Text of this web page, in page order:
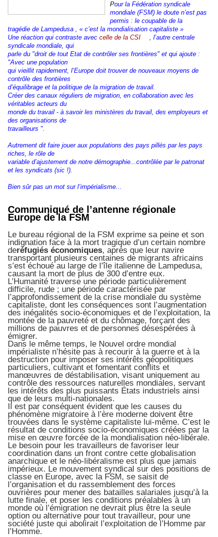
Pour la Fédération syndicale
mondiale (FSM) le doute n’est pas
permis : le coupable de la
tragédie de Lampedusa , « c’est la mondialisation capitaliste »
Une réaction qui contraste avec celle de la CSI
, l’autre centrale
syndicale mondiale, qui
parle du "droit de tout Etat de contrôler ses frontières" et qui ajoute :
"Avec une population
qui vieillit rapidement, l’Europe doit trouver de nouveaux moyens de
contrôle des frontières
d’équilibrage et la politique de la migration de travail.
Créer des canaux réguliers de migration, en collaboration avec les
véritables acteurs du
monde du travail - à savoir les ministères du travail, des employeurs et
des organisations de
travailleurs ".
Autrement dit faire jouer aux populations des pays pillés par les pays
riches, le rôle de
variable d’ajustement de notre démographie...contrôlée par le patronat
et les syndicats (sic !).
Bien sûr pas un mot sur l’impérialisme...
Communiqué de l’antenne régionale
Europe de la FSM
Le bureau régional de la FSM exprime sa peine et son
indignation face à la mort tragique d’un certain nombre
deréfugiés économiques, après que leur navire
transportant plusieurs centaines de migrants africains
s’est échoué au large de l’île italienne de Lampedusa,
causant la mort de plus de 300 d’entre eux.
L’Humanité traverse une période particulièrement
difficile, rude ; une période caractérisée par
l’approfondissement de la crise mondiale du système
capitaliste, dont les conséquences sont l’augmentation
des inégalités socio-économiques et de l’exploitation, la
montée de la pauvreté et du chômage, forçant des
millions de pauvres et de personnes désespérées à
émigrer.
Dans le même temps, le Nouvel ordre mondial
impérialiste n’hésite pas à recourir à la guerre et à la
destruction pour imposer ses intérêts géopolitiques
particuliers, cultivant et fomentant conflits et
manœuvres de déstabilisation, visant uniquement au
contrôle des ressources naturelles mondiales, servant
les intérêts des plus puissants États industriels ainsi
que de leurs multi-nationales.
Il est par conséquent évident que les causes du
phénomène migratoire à l’ère moderne doivent être
trouvées dans le système capitaliste lui-même. C’est le
résultat de conditions socio-économiques créées par la
mise en œuvre forcée de la mondialisation néo-libérale.
Le besoin pour les travailleurs de favoriser leur
coordination dans un front contre cette globalisation
anarchique et le néo-libéralisme est plus que jamais
impérieux. Le mouvement syndical sur des positions de
classe en Europe, avec la FSM, se saisit de
l’organisation et du rassemblement des forces
ouvrières pour mener des batailles salariales jusqu’à la
lutte finale, et poser les conditions préalables à un
monde où l’émigration ne devrait plus être la seule
option ou alternative pour tout travailleur, pour une
société juste qui abolirait l’exploitation de l’Homme par
l’Homme.